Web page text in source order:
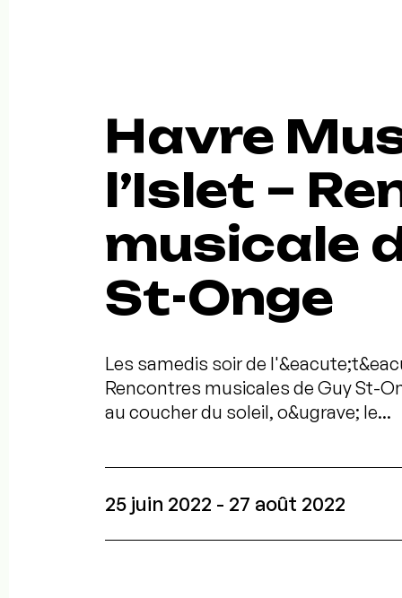
Havre
l’Islet –
musicale
St-Onge
Les samedis soir de
Rencontres musicales de Guy St-
au coucher du soleil, o&ugrave; le...
25 juin 2022 - 27 août 2022